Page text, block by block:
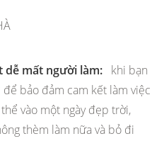
dễ mất người làm: khi bạn
bảo đảm cam kết làm việc
vào một ngày đẹp trời,
thèm làm nữa và bỏ đi